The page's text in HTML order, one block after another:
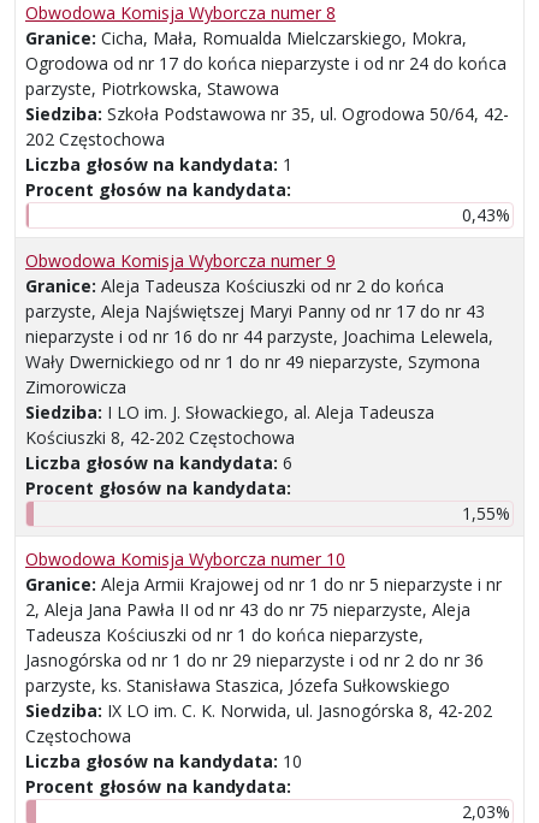
Obwodowa Komisja Wyborcza numer 8
Granice: Cicha, Mała, Romualda Mielczarskiego, Mokra,
Ogrodowa od nr 17 do końca nieparzyste i od nr 24 do końca
parzyste, Piotrkowska, Stawowa
Siedziba: Szkoła Podstawowa nr 35, ul. Ogrodowa 50/64, 42-
202 Częstochowa
Liczba głosów na kandydata: 1
Procent głosów na kandydata:
0,43%
Obwodowa Komisja Wyborcza numer 9
Granice: Aleja Tadeusza Kościuszki od nr 2 do końca
parzyste, Aleja Najświętszej Maryi Panny od nr 17 do nr 43
nieparzyste i od nr 16 do nr 44 parzyste, Joachima Lelewela,
Wały Dwernickiego od nr 1 do nr 49 nieparzyste, Szymona
Zimorowicza
Siedziba: I LO im. J. Słowackiego, al. Aleja Tadeusza
Kościuszki 8, 42-202 Częstochowa
Liczba głosów na kandydata: 6
Procent głosów na kandydata:
1,55%
Obwodowa Komisja Wyborcza numer 10
Granice: Aleja Armii Krajowej od nr 1 do nr 5 nieparzyste i nr
2, Aleja Jana Pawła II od nr 43 do nr 75 nieparzyste, Aleja
Tadeusza Kościuszki od nr 1 do końca nieparzyste,
Jasnogórska od nr 1 do nr 29 nieparzyste i od nr 2 do nr 36
parzyste, ks. Stanisława Staszica, Józefa Sułkowskiego
Siedziba: IX LO im. C. K. Norwida, ul. Jasnogórska 8, 42-202
Częstochowa
Liczba głosów na kandydata: 10
Procent głosów na kandydata:
2,03%